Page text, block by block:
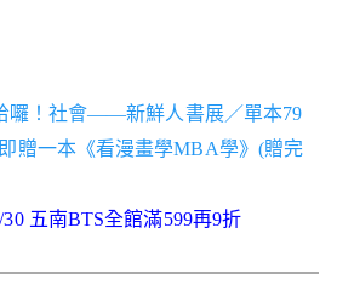
囉！社會——新鮮人書展／單本79
贈一本《看漫畫學MBA學》(贈完
30 五南BTS全館滿599再9折